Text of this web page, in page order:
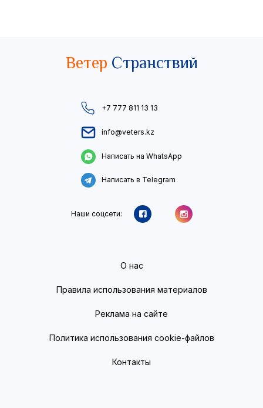
Ветер Странствий
+7 777 811 13 13
info@veters.kz
Написать на WhatsApp
Написать в Telegram
Наши соцсети:
О нас
Правила использования материалов
Реклама на сайте
Политика использования cookie-файлов
Контакты